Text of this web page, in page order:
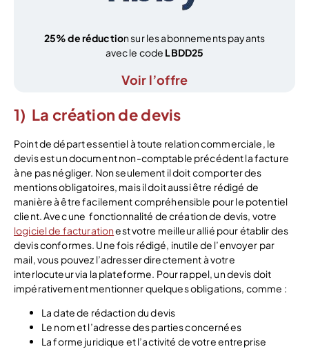
25% de réduction sur les abonnements payants
avec le code LBDD25
Voir l’offre
1) La création de devis
Point de départ essentiel à toute relation commerciale, le
devis est un document non-comptable précédent la facture
à ne pas négliger. Non seulement il doit comporter des
mentions obligatoires, mais il doit aussi être rédigé de
manière à être facilement compréhensible pour le potentiel
client.Avec une fonctionnalité de création de devis, votre
logiciel de facturationest votre meilleur allié pour établir des
devis conformes. Une fois rédigé, inutile de l’envoyer par
mail, vous pouvez l’adresser directement à votre
interlocuteur via la plateforme. Pour rappel, un devis doit
impérativement mentionner quelques obligations, comme :
La date de rédaction du devis
Le nom et l’adresse des parties concernées
La forme juridique et l’activité de votre entreprise